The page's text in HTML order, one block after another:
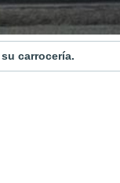
carrocería.